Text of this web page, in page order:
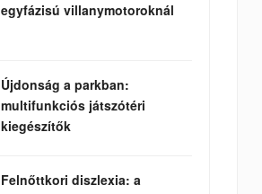
egyfázisú villanymotoroknál
Újdonság a parkban:
multifunkciós játszótéri
kiegészítők
Felnőttkori diszlexia: a